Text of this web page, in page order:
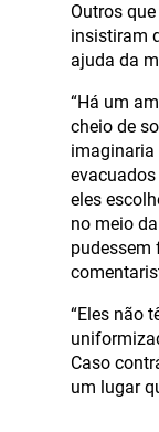
Outros
insistiram
ajuda da
“Há um
cheio de
imaginaria
eles
no meio
pudessem
“Eles não
Caso
um lugar